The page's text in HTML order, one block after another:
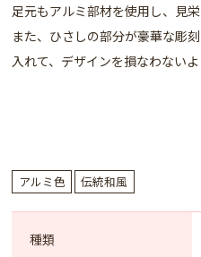
足元もアルミ部材を使用し、見
また、ひさしの部分が豪華な彫
入れて、デザインを損なわない
アルミ色 伝統和風
種類